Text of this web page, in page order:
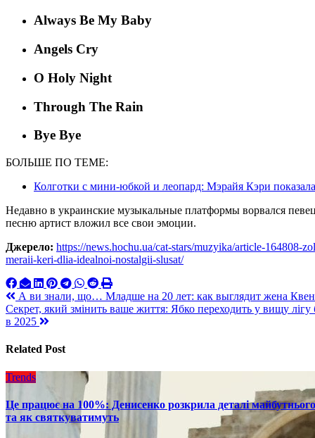
Always Be My Baby
Angels Cry
О Holy Night
Through The Rain
Bye Bye
БОЛЬШЕ ПО ТЕМЕ:
Колготки с мини-юбкой и леопард: Мэрайя Кэри
Недавно в украинские музыкальные платформы ворвался
песню артист вложил все свои эмоции.
Джерело: https://news.hochu.ua/cat-stars/muzyika/article-164808-
meraii-keri-dlia-idealnoi-nostalgii-slusat/
Навигация
по
А ви знали, що… Младше на 20 лет: как выглядит жена
Секрет, який змінить ваше життя: Ябко переходить у вищу лігу
в 2025
Related Post
Trends
Це працює на 100%: Денисенко розкрила деталі майбутнього
та як святкуватимуть